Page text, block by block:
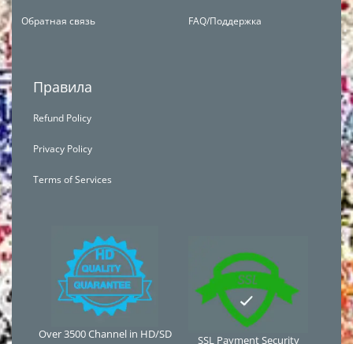
Обратная связь FAQ/Поддержка
Правила
Refund Policy
Privacy Policy
Terms of Services
Over 3500 Channel in HD/SD SSL Payment Security